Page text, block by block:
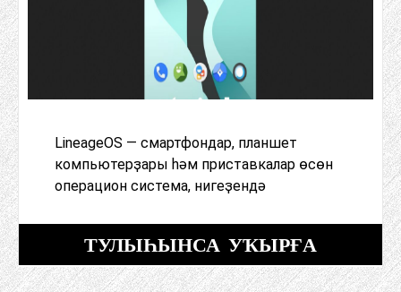
LineageOS — смартфондар, планшет
компьютерҙары һәм приставкалар өсөн
операцион система, нигеҙендә
ТУЛЫҺЫНСА УҠЫРҒА